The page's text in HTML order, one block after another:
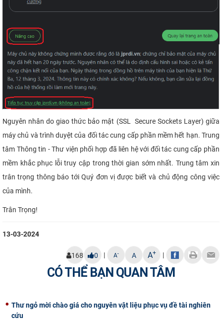
Nguyên nhân do giao thức bảo mật (SSL Secure Sockets Layer) giữa
máy chủ và trình duyệt của đối tác cung cấp phần mềm hết hạn. Trung
tâm Thông tin - Thư viện phối hợp đã liên hệ với đối tác cung cấp phần
mềm khắc phục lỗi truy cập trong thời gian sớm nhất. Trung tâm xin
trân trọng thông báo tới Quý đơn vị được biết và chủ động công việc
của mình.
Trân Trọng!
13-03-2024
168 0 | A- A A+ |
CÓ THỂ BẠN QUAN TÂM
Thư ngỏ mời chào giá cho nguyên vật liệu phục vụ đề tài nghiên
cứu